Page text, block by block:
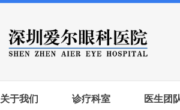
关于我们 诊疗科室 医生团